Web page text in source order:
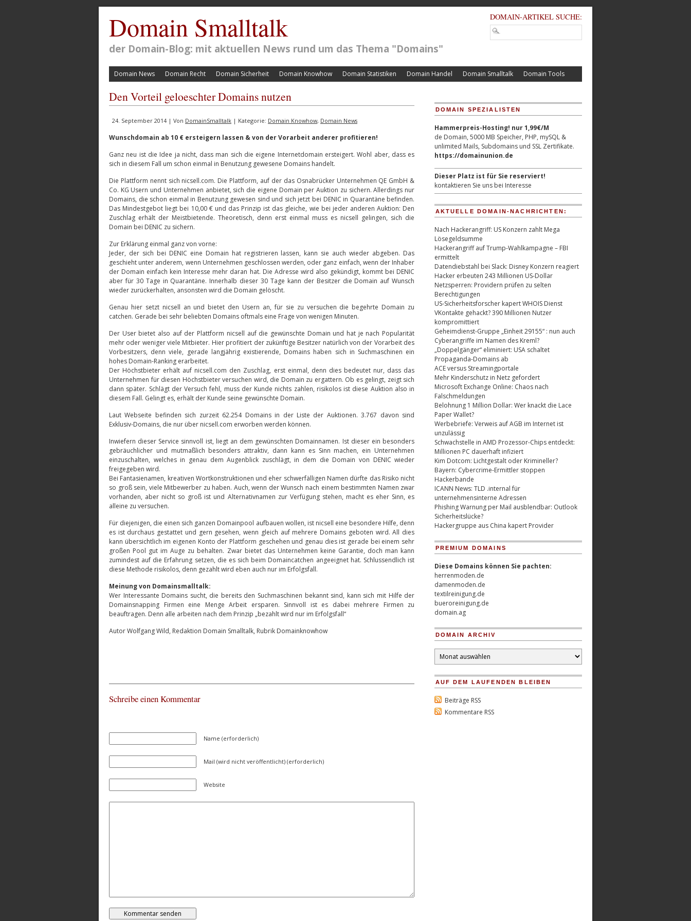
Domain Smalltalk
der Domain-Blog: mit aktuellen News rund um das Thema "Domains"
DOMAIN-ARTIKEL SUCHE:
Domain News Domain Recht Domain Sicherheit Domain Knowhow Domain Statistiken Domain Handel Domain Smalltalk Domain Tools
Den Vorteil geloeschter Domains nutzen
24. September 2014 | Von DomainSmalltalk | Kategorie: Domain Knowhow, Domain News
Wunschdomain ab 10 € ersteigern lassen & von der Vorarbeit anderer profitieren!
Ganz neu ist die Idee ja nicht, dass man sich die eigene Internetdomain ersteigert. Wohl aber, dass es
sich in diesem Fall um schon einmal in Benutzung gewesene Domains handelt.
Die Plattform nennt sich nicsell.com. Die Plattform, auf der das Osnabrücker Unternehmen QE GmbH &
Co. KG Usern und Unternehmen anbietet, sich die eigene Domain per Auktion zu sichern. Allerdings nur
Domains, die schon einmal in Benutzung gewesen sind und sich jetzt bei DENIC in Quarantäne befinden.
Das Mindestgebot liegt bei 10,00 € und das Prinzip ist das gleiche, wie bei jeder anderen Auktion: Den
Zuschlag erhält der Meistbietende. Theoretisch, denn erst einmal muss es nicsell gelingen, sich die
Domain bei DENIC zu sichern.
Zur Erklärung einmal ganz von vorne:
Jeder, der sich bei DENIC eine Domain hat registrieren lassen, kann sie auch wieder abgeben. Das
geschieht unter anderem, wenn Unternehmen geschlossen werden, oder ganz einfach, wenn der Inhaber
der Domain einfach kein Interesse mehr daran hat. Die Adresse wird also gekündigt, kommt bei DENIC
aber für 30 Tage in Quarantäne. Innerhalb dieser 30 Tage kann der Besitzer die Domain auf Wunsch
wieder zurückerhalten, ansonsten wird die Domain gelöscht.
Genau hier setzt nicsell an und bietet den Usern an, für sie zu versuchen die begehrte Domain zu
catchen. Gerade bei sehr beliebten Domains oftmals eine Frage von wenigen Minuten.
Der User bietet also auf der Plattform nicsell auf die gewünschte Domain und hat je nach Popularität
mehr oder weniger viele Mitbieter. Hier profitiert der zukünftige Besitzer natürlich von der Vorarbeit des
Vorbesitzers, denn viele, gerade langjährig existierende, Domains haben sich in Suchmaschinen ein
hohes Domain-Ranking erarbeitet.
Der Höchstbieter erhält auf nicsell.com den Zuschlag, erst einmal, denn dies bedeutet nur, dass das
Unternehmen für diesen Höchstbieter versuchen wird, die Domain zu ergattern. Ob es gelingt, zeigt sich
dann später. Schlägt der Versuch fehl, muss der Kunde nichts zahlen, risikolos ist diese Auktion also in
diesem Fall. Gelingt es, erhält der Kunde seine gewünschte Domain.
Laut Webseite befinden sich zurzeit 62.254 Domains in der Liste der Auktionen. 3.767 davon sind
Exklusiv-Domains, die nur über nicsell.com erworben werden können.
Inwiefern dieser Service sinnvoll ist, liegt an dem gewünschten Domainnamen. Ist dieser ein besonders
gebräuchlicher und mutmaßlich besonders attraktiv, dann kann es Sinn machen, ein Unternehmen
einzuschalten, welches in genau dem Augenblick zuschlägt, in dem die Domain von DENIC wieder
freigegeben wird.
Bei Fantasienamen, kreativen Wortkonstruktionen und eher schwerfälligen Namen dürfte das Risiko nicht
so groß sein, viele Mitbewerber zu haben. Auch, wenn der Wunsch nach einem bestimmten Namen zwar
vorhanden, aber nicht so groß ist und Alternativnamen zur Verfügung stehen, macht es eher Sinn, es
alleine zu versuchen.
Für diejenigen, die einen sich ganzen Domainpool aufbauen wollen, ist nicsell eine besondere Hilfe, denn
es ist durchaus gestattet und gern gesehen, wenn gleich auf mehrere Domains geboten wird. All dies
kann übersichtlich im eigenen Konto der Plattform geschehen und genau dies ist gerade bei einem sehr
großen Pool gut im Auge zu behalten. Zwar bietet das Unternehmen keine Garantie, doch man kann
zumindest auf die Erfahrung setzen, die es sich beim Domaincatchen angeeignet hat. Schlussendlich ist
diese Methode risikolos, denn gezahlt wird eben auch nur im Erfolgsfall.
Meinung von Domainsmalltalk:
Wer Interessante Domains sucht, die bereits den Suchmaschinen bekannt sind, kann sich mit Hilfe der
Domainsnapping Firmen eine Menge Arbeit ersparen. Sinnvoll ist es dabei mehrere Firmen zu
beauftragen. Denn alle arbeiten nach dem Prinzip „bezahlt wird nur im Erfolgsfall“
Autor Wolfgang Wild, Redaktion Domain Smalltalk, Rubrik Domainknowhow
Schreibe einen Kommentar
Name (erforderlich)
Mail (wird nicht veröffentlicht) (erforderlich)
Website
DOMAIN SPEZIALISTEN
Hammerpreis-Hosting! nur 1,99€/M
de Domain, 5000 MB Speicher, PHP, mySQL &
unlimited Mails, Subdomains und SSL Zertifikate.
https://domainunion.de
Dieser Platz ist für Sie reserviert!
kontaktieren Sie uns bei Interesse
AKTUELLE DOMAIN-NACHRICHTEN:
Nach Hackerangriff: US Konzern zahlt Mega
Lösegeldsumme
Hackerangriff auf Trump-Wahlkampagne – FBI
ermittelt
Datendiebstahl bei Slack: Disney Konzern reagiert
Hacker erbeuten 243 Millionen US-Dollar
Netzsperren: Providern prüfen zu selten
Berechtigungen
US-Sicherheitsforscher kapert WHOIS Dienst
VKontakte gehackt? 390 Millionen Nutzer
kompromittiert
Geheimdienst-Gruppe „Einheit 29155“ : nun auch
Cyberangriffe im Namen des Kreml?
„Doppelgänger“ eliminiert: USA schaltet
Propaganda-Domains ab
ACE versus Streamingportale
Mehr Kinderschutz in Netz gefordert
Microsoft Exchange Online: Chaos nach
Falschmeldungen
Belohnung 1 Million Dollar: Wer knackt die Lace
Paper Wallet?
Werbebriefe: Verweis auf AGB im Internet ist
unzulässig
Schwachstelle in AMD Prozessor-Chips entdeckt:
Millionen PC dauerhaft infiziert
Kim Dotcom: Lichtgestalt oder Krimineller?
Bayern: Cybercrime-Ermittler stoppen
Hackerbande
ICANN News: TLD .internal für
unternehmensinterne Adressen
Phishing Warnung per Mail ausblendbar: Outlook
Sicherheitslücke?
Hackergruppe aus China kapert Provider
PREMIUM DOMAINS
Diese Domains können Sie pachten:
herrenmoden.de
damenmoden.de
textilreinigung.de
bueroreinigung.de
domain.ag
DOMAIN ARCHIV
Domain
Archiv
AUF DEM LAUFENDEN BLEIBEN
Beiträge RSS
Kommentare RSS